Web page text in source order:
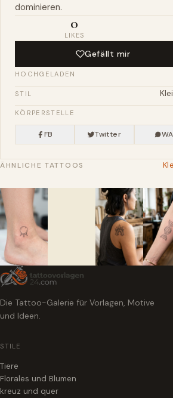
dominieren.
0
LIKES
Gefällt mir
HOCHGELADEN
STIL
KÖRPERSTELLE
FB Twitter WA
ÄHNLICHE TATTOOS
Die Tattoo-Galerie für Vorlagen, Motive
und Ideen.
STILE
Tiere
Florales und Blumen
kreuz und quer